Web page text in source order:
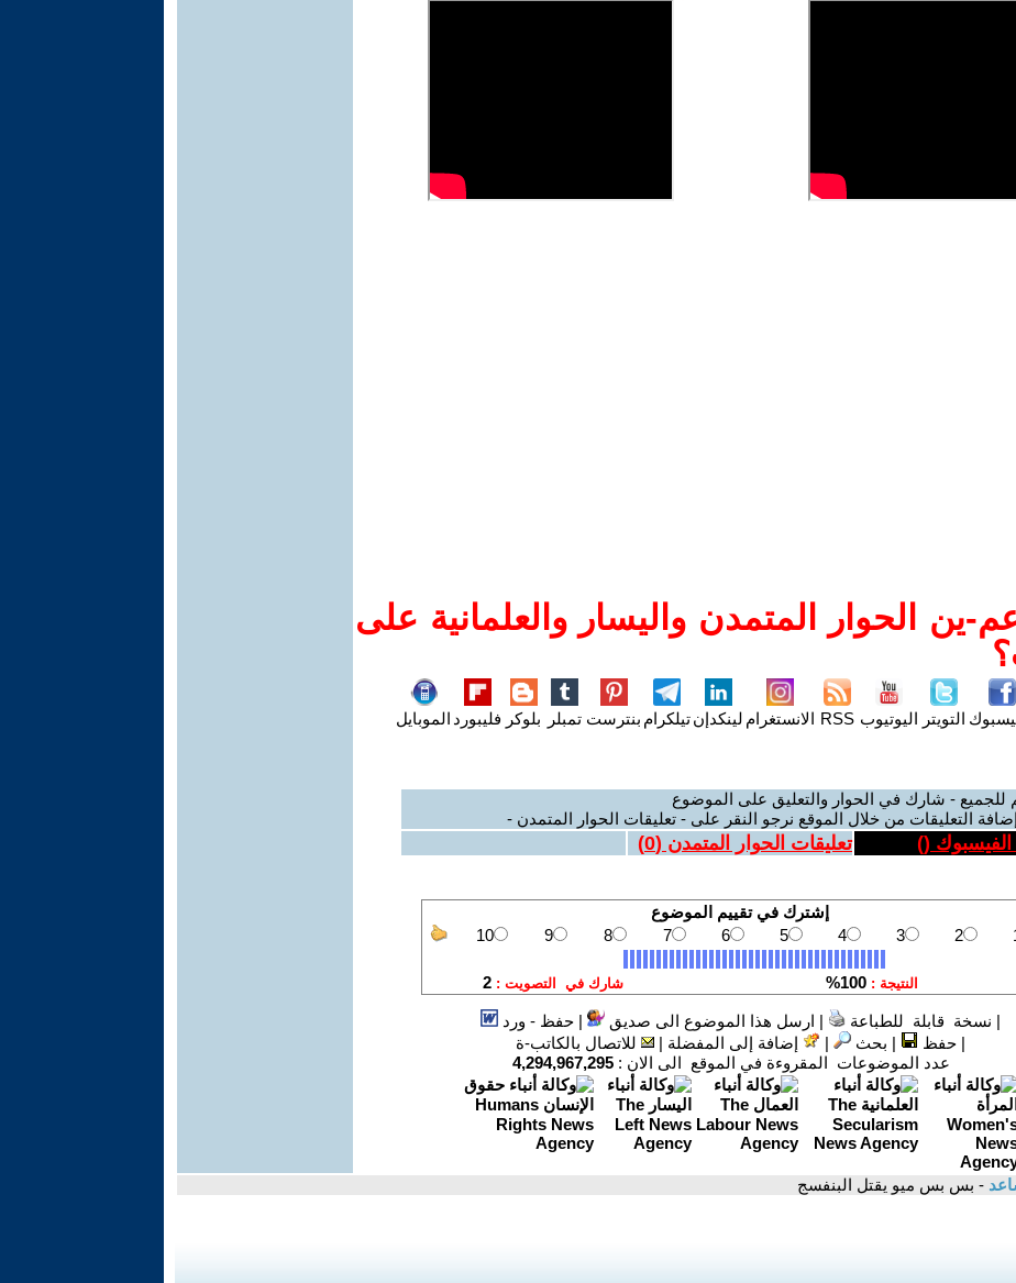
ين الحوار المتمدن واليسار والعلمانية على
التويتر اليوتيوب RSS الانستغرام لينكدإنتيلكرام بنترست تمبلر بلوكر فليبورد الموبايل
للجميع - شارك في الحوار والتعليق على الموضوع
التعليقات من خلال الموقع نرجو النقر على - تعليقات الحوار المتمدن -
الفيسبوك () تعليقات الحوار المتمدن (0
)
| نسخة قابلة للطباعة | ارسل هذا الموضوع الى صديق |حفظ - ورد
|حفظ | بحث | إضافة إلى المفضلة |
للاتصال بالكاتب-ة
عدد الموضوعات المقروءة في الموقع الى الان : 4,294,967,295
- بس بس ميو يقتل البنفسج